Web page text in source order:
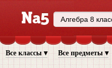
Все классы ▾ Все предметы ▾